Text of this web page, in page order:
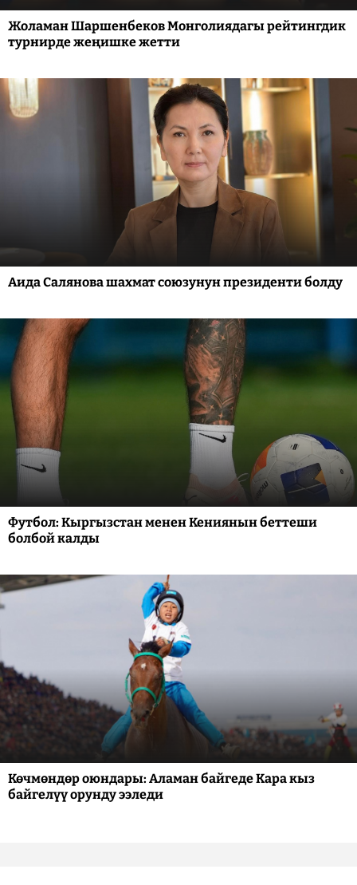
Жоламан Шаршенбеков Монголиядагы рейтингдик
турнирде жеңишке жетти
Аида Салянова шахмат союзунун президенти болду
Футбол: Кыргызстан менен Кениянын беттеши
болбой калды
Көчмөндөр оюндары: Аламан байгеде Кара кыз
байгелүү орунду ээледи